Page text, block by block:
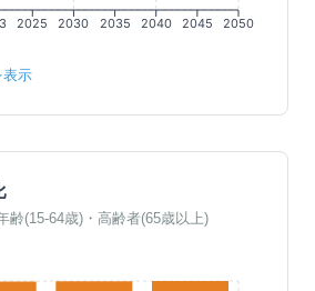
2025 2030 2035 2040 2045 2050
表示
齢(15-64歳)・高齢者(65歳以上)